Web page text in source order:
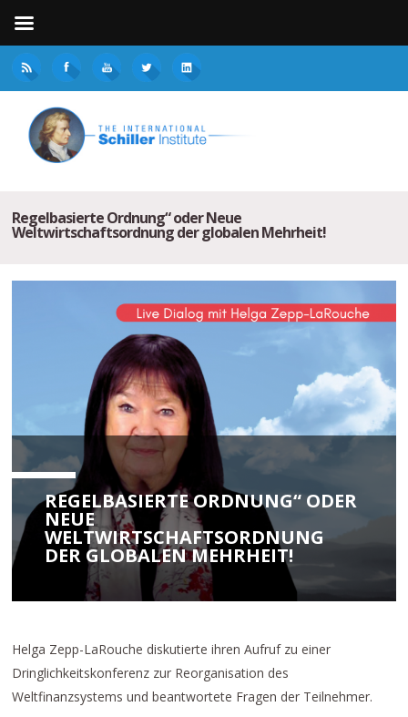
Regelbasierte Ordnung“ oder Neue
Weltwirtschaftsordnung der globalen Mehrheit!
REGELBASIERTE ORDNUNG“ ODER
NEUE
WELTWIRTSCHAFTSORDNUNG
DER GLOBALEN MEHRHEIT!
Helga Zepp-LaRouche diskutierte ihren Aufruf zu einer
Dringlichkeitskonferenz zur Reorganisation des
Weltfinanzsystems und beantwortete Fragen der Teilnehmer.